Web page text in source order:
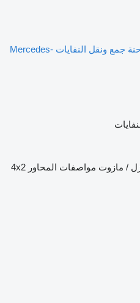
شاحنة جمع ونقل النفايات Mercedes-
/ مازوت مواصفات المحاور 4x2